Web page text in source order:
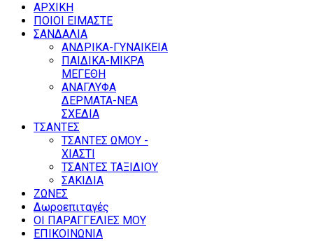
ΑΡΧΙΚΗ
ΠΟΙΟΙ ΕΙΜΑΣΤΕ
ΣΑΝΔΑΛΙΑ
ΑΝΔΡΙΚΑ-ΓΥΝΑΙΚΕΙΑ
ΠΑΙΔΙΚΑ-ΜΙΚΡΑ
ΜΕΓΕΘΗ
ΑΝΑΓΛΥΦΑ
ΔΕΡΜΑΤΑ-ΝΕΑ
ΣΧΕΔΙΑ
ΤΣΑΝΤΕΣ
ΤΣΑΝΤΕΣ ΩΜΟΥ -
ΧΙΑΣΤΙ
ΤΣΑΝΤΕΣ ΤΑΞΙΔΙΟΥ
ΣΑΚΙΔΙΑ
ΖΩΝΕΣ
Δωροεπιταγές
ΟΙ ΠΑΡΑΓΓΕΛΙΕΣ ΜΟΥ
ΕΠΙΚΟΙΝΩΝΙΑ